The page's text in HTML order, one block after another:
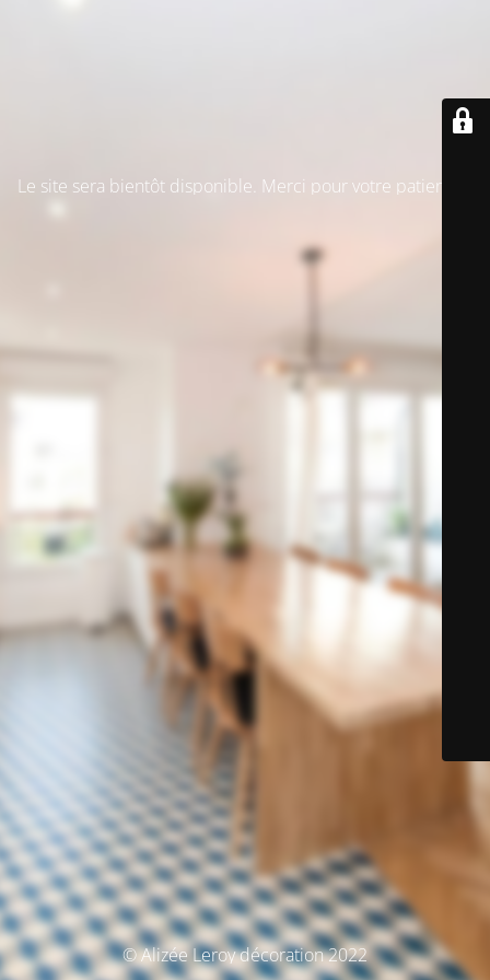
Le site sera bientôt disponible. Merci pour votre patience !
© Alizée Leroy décoration 2022